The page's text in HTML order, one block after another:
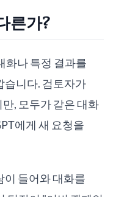
른가?
화나 특정 결과를
습니다. 검토자가
, 모두가 같은 대화
에게 새 요청을
이 들어와 대화를